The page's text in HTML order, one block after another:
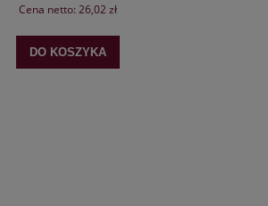
Cena netto: 26,02 zł
DO KOSZYKA